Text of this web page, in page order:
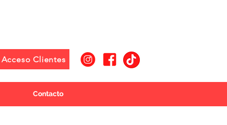
Acceso Clientes
Contacto